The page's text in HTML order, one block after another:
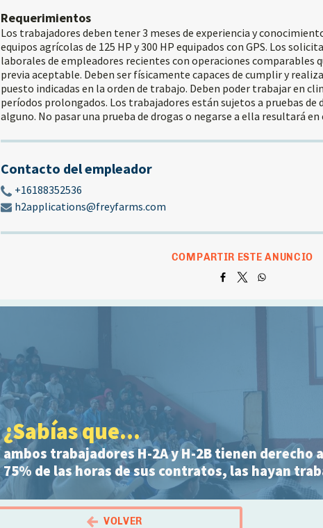
Requerimientos
Los trabajadores deben tener 3 meses de experiencia y
equipos agrícolas de 125 HP y 300 HP equipados con GPS. Los
laborales de empleadores recientes con operaciones comparables
previa aceptable. Deben ser físicamente capaces de cumplir y
puesto indicadas en la orden de trabajo. Deben poder trabajar en
períodos prolongados. Los trabajadores están sujetos a pruebas
alguno. No pasar una prueba de drogas o negarse a ella resultará
Contacto del empleador
+16188352536
h2applications@freyfarms.com
COMPARTIR ESTE ANUNCIO
¿Sabías que...
ambos trabajadores H-2A y H-2B tienen derecho
75% de las horas de sus contratos, las hayan
VOLVER